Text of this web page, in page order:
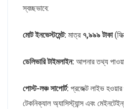
স্বচ্ছভাবে:
মোট ইনভেস্টমেন্ট: মাত্র ৭,৯৯৯ টাকা
ডেলিভারি টাইমলাইন: আপনার তথ্য
পোস্ট-লঞ্চ সাপোর্ট: প্রজেক্ট লাইভ
টেকনিক্যাল অ্যাসিস্ট্যান্স এবং